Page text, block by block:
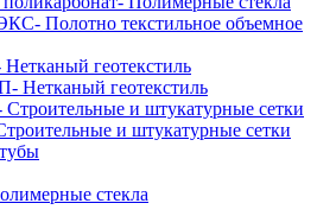
- Полотно текстильное объемное
Нетканый геотекстиль
- Нетканый геотекстиль
Строительные и штукатурные сетки
и штукатурные сетки
стекла